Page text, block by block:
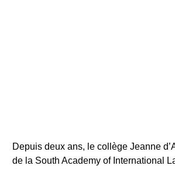
Depuis deux ans, le collège Jeanne
de la South Academy of International